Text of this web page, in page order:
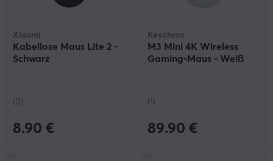
Xiaomi
Kabellose Maus Lite 2 -
Schwarz
(0)
8.90 €
Keychron
M3 Mini 4K Wireless
Gaming-Maus - Weiß
(1)
89.90 €